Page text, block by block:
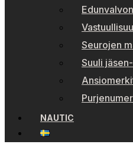
Seurojen
Suuli
NAUTIC